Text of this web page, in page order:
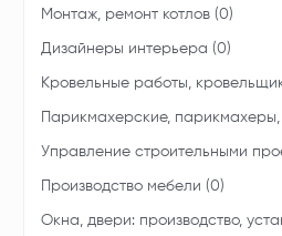
Монтаж, ремонт котлов (0)
Дизайнеры интерьера (0)
Кровельные работы,
Парикмахерские, парикмахеры,
Управление строительными
Производство мебели (0)
Окна, двери: производство,